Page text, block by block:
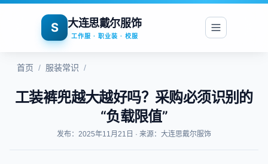
S 大连思戴尔服饰
工作服 · 职业装 · 校服
首页 / 服装常识 /
工装裤兜越大越好吗？采购必须识别的
“负载限值”
发布：2025年11月21日 · 来源：大连思戴尔服饰